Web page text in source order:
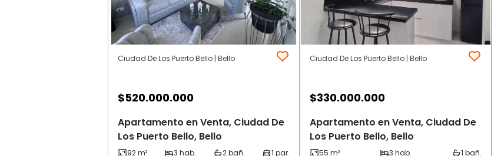
Ciudad De Los Puerto Bello | Bello
$520.000.000
Apartamento en Venta, Ciudad De
Los Puerto Bello, Bello
Ciudad De Los Puerto Bello | Bello
$330.000.000
Apartamento en Venta, Ciudad De
Los Puerto Bello, Bello